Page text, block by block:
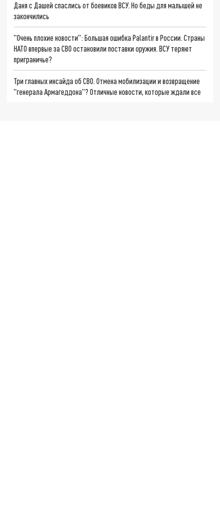
Даня с Дашей спаслись от боевиков ВСУ. Но беды для малышей не
закончились
"Очень плохие новости": Большая ошибка Palantir в России. Страны
НАТО впервые за СВО остановили поставки оружия. ВСУ теряют
приграничье?
Три главных инсайда об СВО. Отмена мобилизации и возвращение
"генерала Армагеддона"? Отличные новости, которые ждали все